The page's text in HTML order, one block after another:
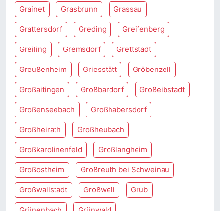
Grainet Grasbrunn Grassau
Grattersdorf Greding Greifenberg
Greiling Gremsdorf Grettstadt
Greußenheim Griesstätt Gröbenzell
Großaitingen Großbardorf Großeibstadt
Großenseebach Großhabersdorf
Großheirath Großheubach
Großkarolinenfeld Großlangheim
Großostheim Großreuth bei Schweinau
Großwallstadt Großweil Grub